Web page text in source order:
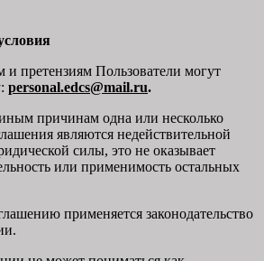
и претензиям Пользователи могут
personal.edcs@mail.ru.
причинам одна или несколько
являются недействительной
силы, это не оказывает
или применимость остальных
применяется законодательство